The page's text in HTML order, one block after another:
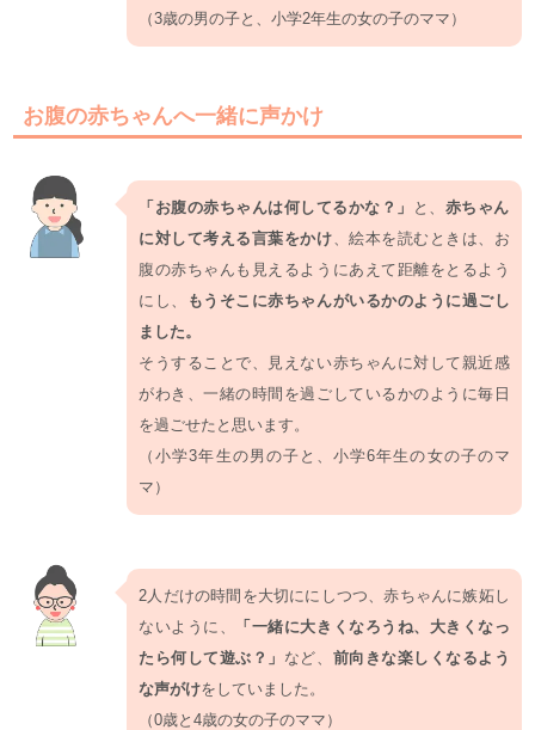
（3歳の男の子と、小学2年生の女の子のママ）
お腹の赤ちゃんへ一緒に声かけ
「お腹の赤ちゃんは何してるかな？」 と、 赤ちゃん
に対して考える言葉をかけ 、絵本を読むときは、お
腹の赤ちゃんも見えるようにあえて距離をとるよう
にし、
もうそこに赤ちゃんがいるかのように過ごし
ました。
そうすることで、見えない赤ちゃんに対して親近感
がわき、一緒の時間を過ごしているかのように毎日
を過ごせたと思います。
（小学3年生の男の子と、小学6年生の女の子のマ
マ）
2人だけの時間を大切ににしつつ、赤ちゃんに嫉妬し
ないように、
「一緒に大きくなろうね、大きくなっ
たら何して遊ぶ？」 など、 前向きな楽しくなるよう
な声がけをしていました。
（0歳と4歳の女の子のママ）